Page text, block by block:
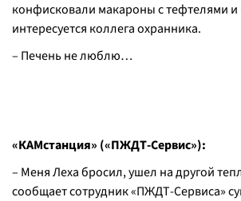
конфисковали макароны с тефтелями и
интересуется коллега охранника.
– Печень не люблю…
«КАМстанция» («ПЖДТ-Сервис»):
– Меня Леха бросил, ушел на другой
сообщает сотрудник «ПЖДТ-Сервиса»